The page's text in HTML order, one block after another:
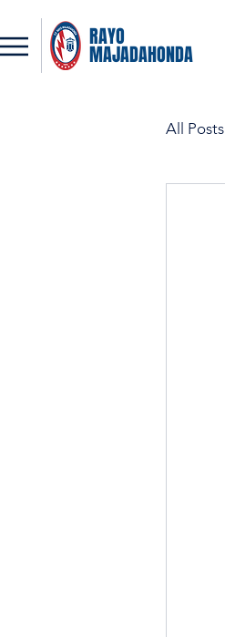
RAYO
MAJADAHONDA
All Posts